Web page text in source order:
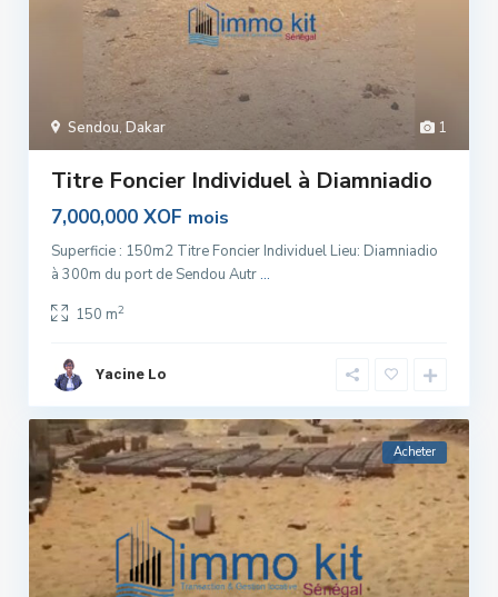
1
Sendou, Dakar
Titre Foncier Individuel à Diamniadio
7,000,000 XOF mois
Superficie : 150m2 Titre Foncier Individuel Lieu: Diamniadio
à 300m du port de Sendou Autr...
150 m2
Yacine Lo
Acheter